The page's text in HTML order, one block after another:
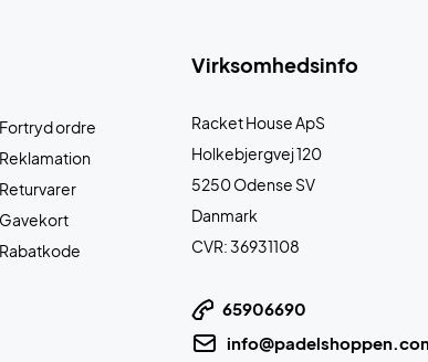
Virksomhedsinfo
Racket House ApS
Holkebjergvej 120
5250 Odense SV
Danmark
CVR: 36931108
65906690
Fortryd ordre
Reklamation
Returvarer
Gavekort
Rabatkode